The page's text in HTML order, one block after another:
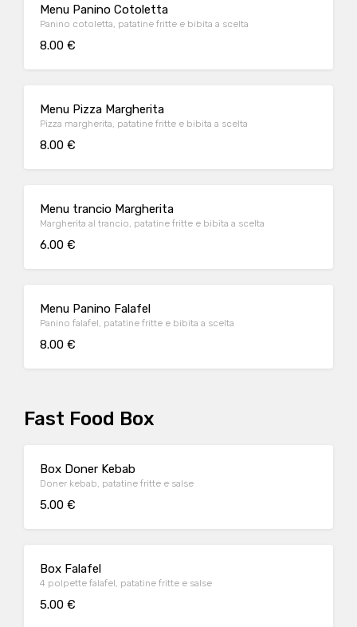
Menu Panino Cotoletta
Panino cotoletta, patatine fritte e bibita a scelta
8.00 €
Menu Pizza Margherita
Pizza margherita, patatine fritte e bibita a scelta
8.00 €
Menu trancio Margherita
Margherita al trancio, patatine fritte e bibita a scelta
6.00 €
Menu Panino Falafel
Panino falafel, patatine fritte e bibita a scelta
8.00 €
Fast Food Box
Box Doner Kebab
Doner kebab, patatine fritte e salse
5.00 €
Box Falafel
4 polpette falafel, patatine fritte e salse
5.00 €